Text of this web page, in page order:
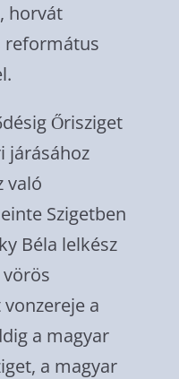
horvát
református
Őrisziget
járásához
való
Szigetben
Béla lelkész
a
a magyar
a magyar